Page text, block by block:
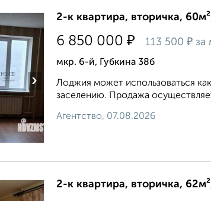
›
2-к квартира, вторичка,
6 850 000 ₽ 113 500 ₽ за
мкр. 6-й, Губкина 38б
Лоджия может использоваться
заселению. Продажа
Агентство, 07.08.2026
2-к квартира, вторичка,